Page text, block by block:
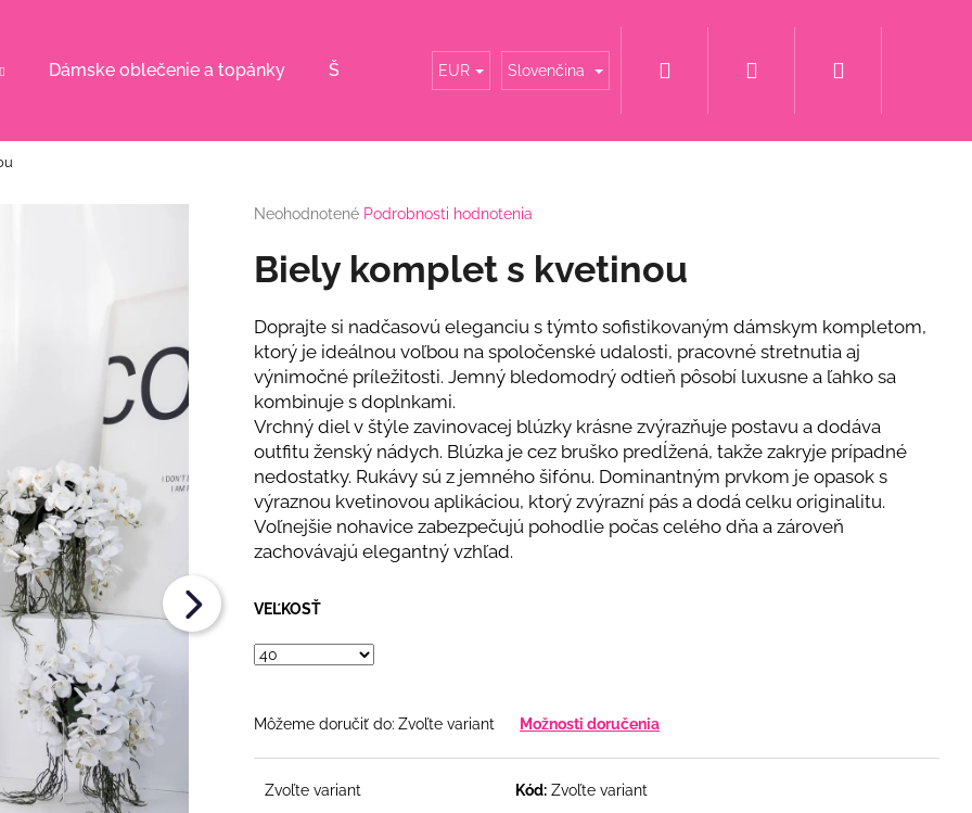
Dámske oblečenie a topánky Šaty pre svadobné mamy Šaty za super cenu Svadobné šaty
EUR Slovenčina Prihlásenie
Priemerné
produktu
je
5
hviezdičiek.
Neohodnotené Podrobnosti hodnotenia
Biely komplet s kvetinou
Doprajte si nadčasovú eleganciu s týmto sofistikovaným dámskym kompletom,
ktorý je ideálnou voľbou na spoločenské udalosti, pracovné stretnutia aj
výnimočné príležitosti. Jemný bledomodrý odtieň pôsobí luxusne a ľahko sa
kombinuje s doplnkami.
Vrchný diel v štýle zavinovacej blúzky krásne zvýrazňuje postavu a dodáva
outfitu ženský nádych. Blúzka je cez bruško predĺžená, takže zakryje prípadné
nedostatky. Rukávy sú z jemného šifónu. Dominantným prvkom je opasok s
výraznou kvetinovou aplikáciou, ktorý zvýrazní pás a dodá celku originalitu.
Voľnejšie nohavice zabezpečujú pohodlie počas celého dňa a zároveň
zachovávajú elegantný vzhľad.
VEĽKOSŤ
Môžeme doručiť do: Zvoľte variant Možnosti doručenia
Zvoľte variant Kód: Zvoľte variant
KOMPLET S KVETINOU
BÉŽOVÝ KOMPLET S KVETINOU
€108